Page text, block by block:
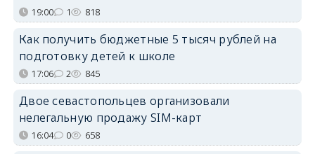
19:00 1 818
Как получить бюджетные 5 тысяч рублей на
подготовку детей к школе
17:06 2 845
Двое севастопольцев организовали
нелегальную продажу SIM-карт
16:04 0 658